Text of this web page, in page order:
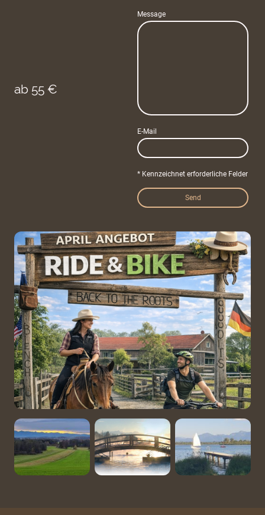
ab 55 €
Message
E-Mail
* Kennzeichnet erforderliche Felder
Send